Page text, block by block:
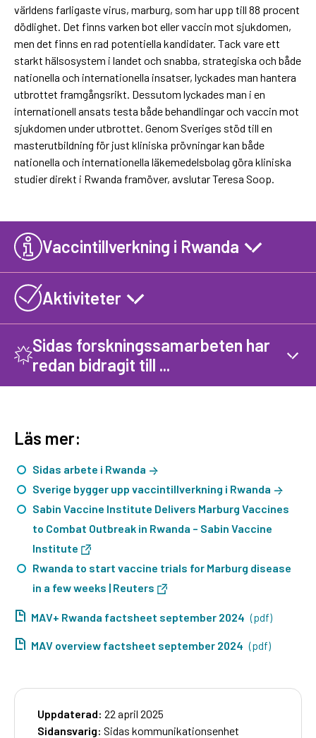
världens farligaste virus, marburg, som har upp till 88 procent
dödlighet. Det finns varken bot eller vaccin mot sjukdomen,
men det finns en rad potentiella kandidater. Tack vare ett
starkt hälsosystem i landet och snabba, strategiska och både
nationella och internationella insatser, lyckades man hantera
utbrottet framgångsrikt. Dessutom lyckades man i en
internationell ansats testa både behandlingar och vaccin mot
sjukdomen under utbrottet. Genom Sveriges stöd till en
masterutbildning för just kliniska prövningar kan både
nationella och internationella läkemedelsbolag göra kliniska
studier direkt i Rwanda framöver, avslutar Teresa Soop.
Vaccintillverkning i Rwanda
Aktiviteter
Sidas forskningssamarbeten har
redan bidragit till ...
Läs mer:
Sidas arbete i Rwanda
Sverige bygger upp vaccintillverkning i Rwanda
Sabin Vaccine Institute Delivers Marburg Vaccines
to Combat Outbreak in Rwanda – Sabin Vaccine
Institute
Rwanda to start vaccine trials for Marburg disease
in a few weeks | Reuters
MAV+ Rwanda factsheet september 2024 (pdf)
MAV overview factsheet september 2024 (pdf)
Uppdaterad: 22 april 2025
Sidansvarig: Sidas kommunikationsenhet